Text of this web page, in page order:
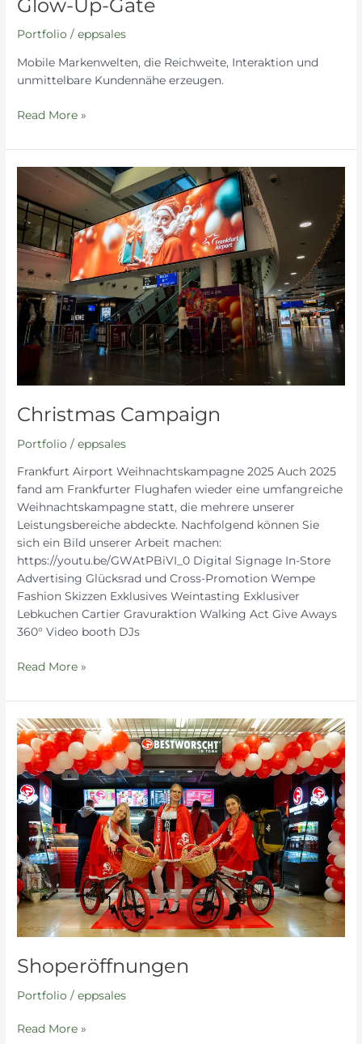
Glow-Up-Gate
Portfolio /eppsales
Mobile Markenwelten, die Reichweite, Interaktion und
unmittelbare Kundennähe erzeugen.
Read More »
Christmas Campaign
Portfolio /eppsales
Frankfurt Airport Weihnachtskampagne 2025 Auch 2025
fand am Frankfurter Flughafen wieder eine umfangreiche
Weihnachtskampagne statt, die mehrere unserer
Leistungsbereiche abdeckte. Nachfolgend können Sie
sich ein Bild unserer Arbeit machen:
https://youtu.be/GWAtPBiVI_0 Digital Signage In-Store
Advertising Glücksrad und Cross-Promotion Wempe
Fashion Skizzen Exklusives Weintasting Exklusiver
Lebkuchen Cartier Gravuraktion Walking Act Give Aways
360° Video booth DJs
Christmas
Campaign
Read More »
Shoperöffnungen
Portfolio /eppsales
Shoperöffnungen
Read More »